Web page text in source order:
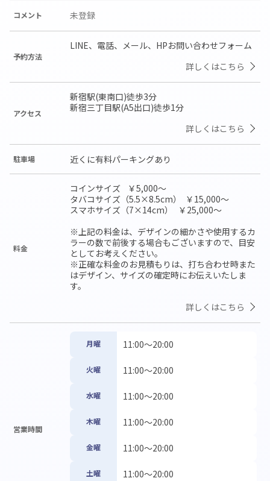
コメント 未登録
予約方法
LINE、電話、メール、HPお問い合わせフォーム
詳しくはこちら
アクセス
新宿駅(東南口)徒歩3分
新宿三丁目駅(A5出口)徒歩1分
詳しくはこちら
駐車場 近くに有料パーキングあり
料金
コインサイズ	￥5,000～
タバコサイズ（5.5×8.5cm）	￥15,000～
スマホサイズ（7×14cm）	￥25,000～
※上記の料金は、デザインの細かさや使用するカ
ラーの数で前後する場合もございますので、目安
としてお考えください。
※正確な料金のお見積もりは、打ち合わせ時また
はデザイン、サイズの確定時にお伝えいたしま
す。
詳しくはこちら
営業時間
月曜 11:00〜20:00
火曜 11:00〜20:00
水曜 11:00〜20:00
木曜 11:00〜20:00
金曜 11:00〜20:00
土曜 11:00〜20:00